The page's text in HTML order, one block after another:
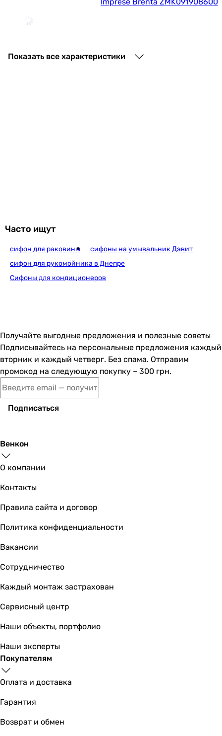
4 140
Alcaplast A400ANTIC
Alcaplast A400
2 798грн
2 100грн
1 885грн
Ghidini Melania Ø32 х 1 1/4″ (489114)
1 060грн
Показать все характеристики
Часто ищут
сифон для раковины
сифоны на умывальник Дэвит
сифон для рукомойника в Днепре
Сифоны для кондиционеров
Получайте выгодные предложения и полезные советы
Подписывайтесь на персональные предложения каждый
вторник и каждый четверг. Без спама. Отправим
промокод на следующую покупку – 300 грн.
Подписаться
Венкон
О компании
Контакты
Правила сайта и договор
Политика конфиденциальности
Вакансии
Сотрудничество
Каждый монтаж застрахован
Сервисный центр
Наши объекты, портфолио
Наши эксперты
Покупателям
Оплата и доставка
Гарантия
Возврат и обмен